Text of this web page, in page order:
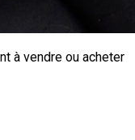
à vendre ou acheter